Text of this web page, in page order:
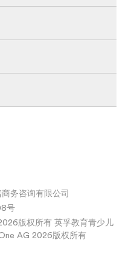
务咨询有限公司
号
版权所有 英孚教育青少儿
AG 2026版权所有